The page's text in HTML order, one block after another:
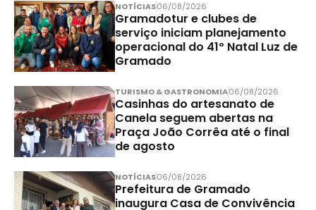
NOTÍCIAS06/08/2026
Gramadotur e clubes de
serviço iniciam planejamento
operacional do 41º Natal Luz de
Gramado
TURISMO & GASTRONOMIA06/08/2026
Casinhas do artesanato de
Canela seguem abertas na
Praça João Corrêa até o final
de agosto
NOTÍCIAS06/08/2026
Prefeitura de Gramado
inaugura Casa de Convivência